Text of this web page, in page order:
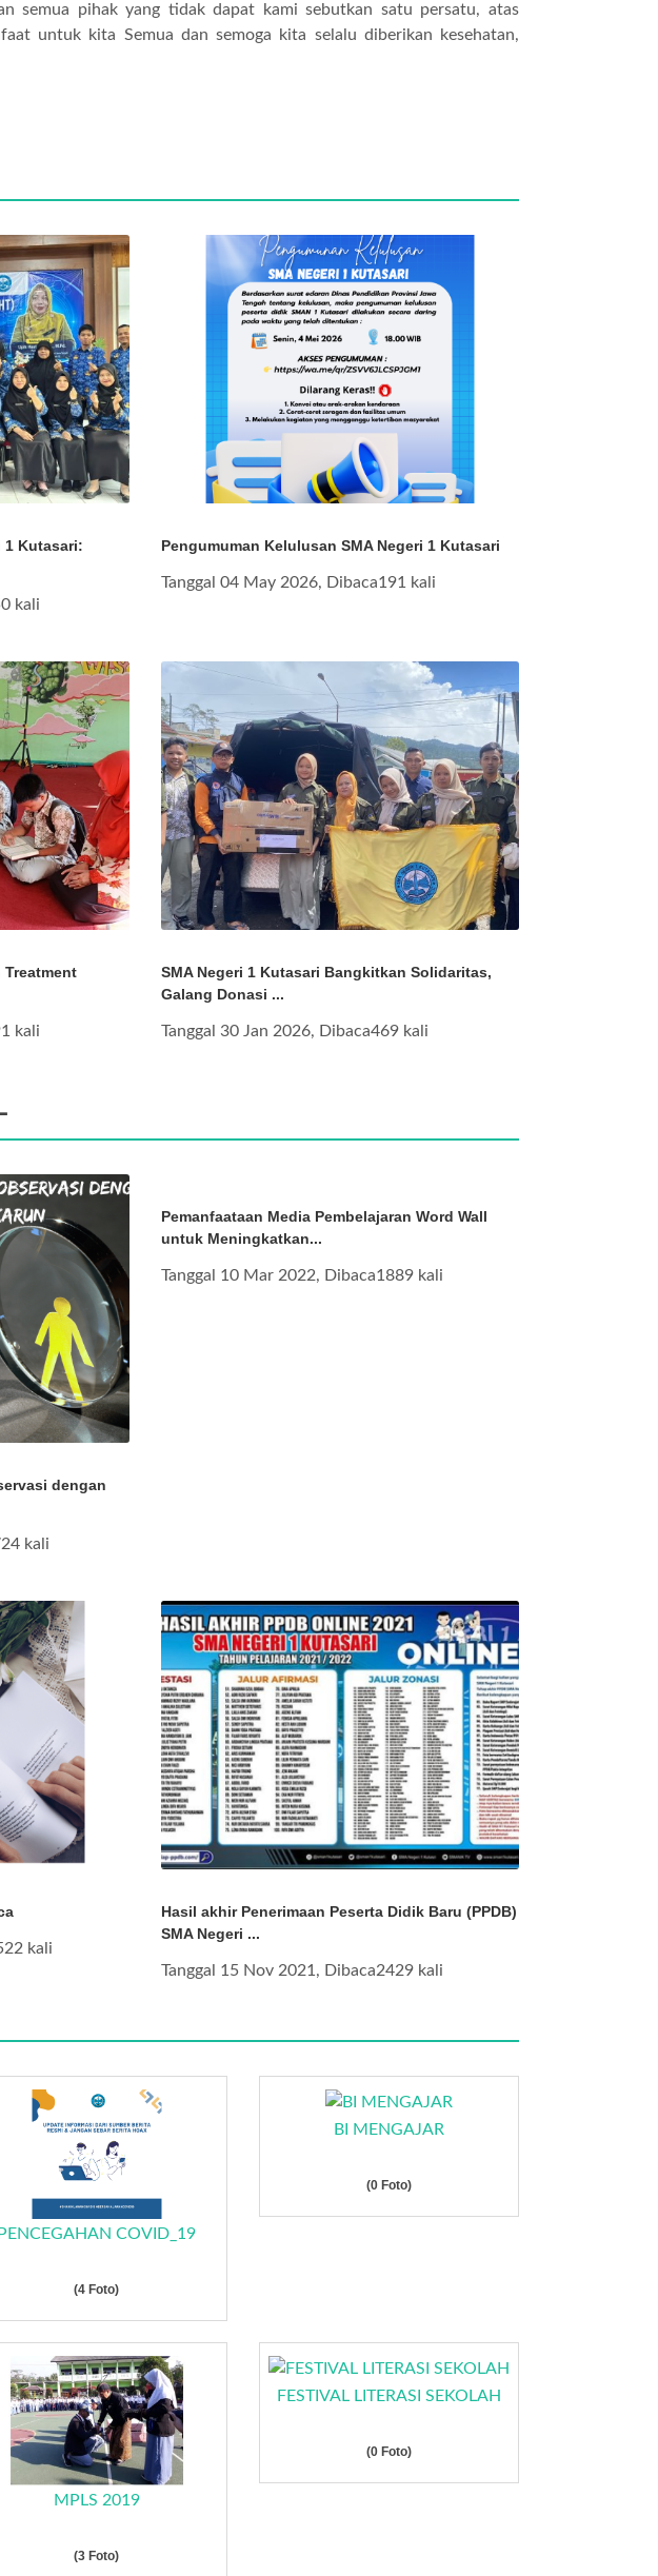
semua pihak yang tidak dapat kami sebutkan satu persatu, atas
untuk kita Semua dan semoga kita selalu diberikan kesehatan,
1 Kutasari:
kali
Pengumuman Kelulusan SMA Negeri 1 Kutasari
Tanggal 04 May 2026, Dibaca191 kali
Treatment
kali
SMA Negeri 1 Kutasari Bangkitkan Solidaritas,
Galang Donasi ...
Tanggal 30 Jan 2026, Dibaca469 kali
dengan
kali
Pemanfaataan Media Pembelajaran Word Wall
untuk Meningkatkan...
Tanggal 10 Mar 2022, Dibaca1889 kali
kali
Hasil akhir Penerimaan Peserta Didik Baru (PPDB)
SMA Negeri ...
Tanggal 15 Nov 2021, Dibaca2429 kali
PENCEGAHAN COVID_19
(4 Foto)
BI MENGAJAR
(0 Foto)
MPLS 2019
(3 Foto)
FESTIVAL LITERASI SEKOLAH
(0 Foto)